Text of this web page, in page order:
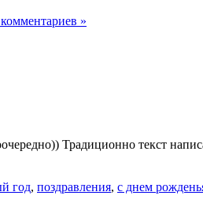
»
Традиционно текст
год, поздравления, с днем